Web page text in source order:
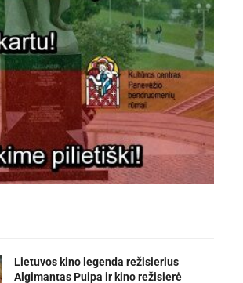
Lietuvos kino legenda režisierius
Algimantas Puipa ir kino režisierė